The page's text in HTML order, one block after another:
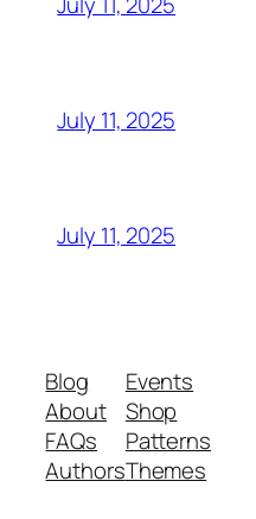
July 11, 2025
July 11, 2025
Blog
About
FAQs
Authors
Events
Shop
Patterns
Themes